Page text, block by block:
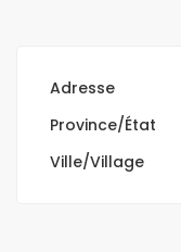
Adresse
Province/État
Ville/Village